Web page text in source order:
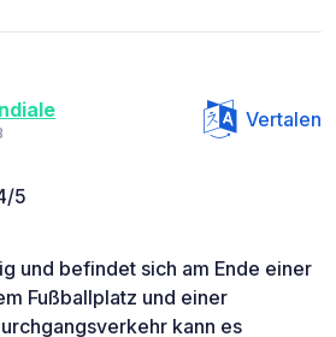
Vertalen
5
und befindet sich am Ende einer
Fußballplatz und einer
kann es